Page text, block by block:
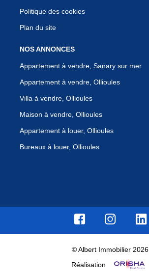
Politique des cookies
Plan du site
NOS ANNONCES
Appartement à vendre, Sanary sur mer
Appartement à vendre, Ollioules
Villa à vendre, Ollioules
Maison à vendre, Ollioules
Appartement à louer, Ollioules
Bureaux à louer, Ollioules
© Albert Immobilier 2026
Réalisation